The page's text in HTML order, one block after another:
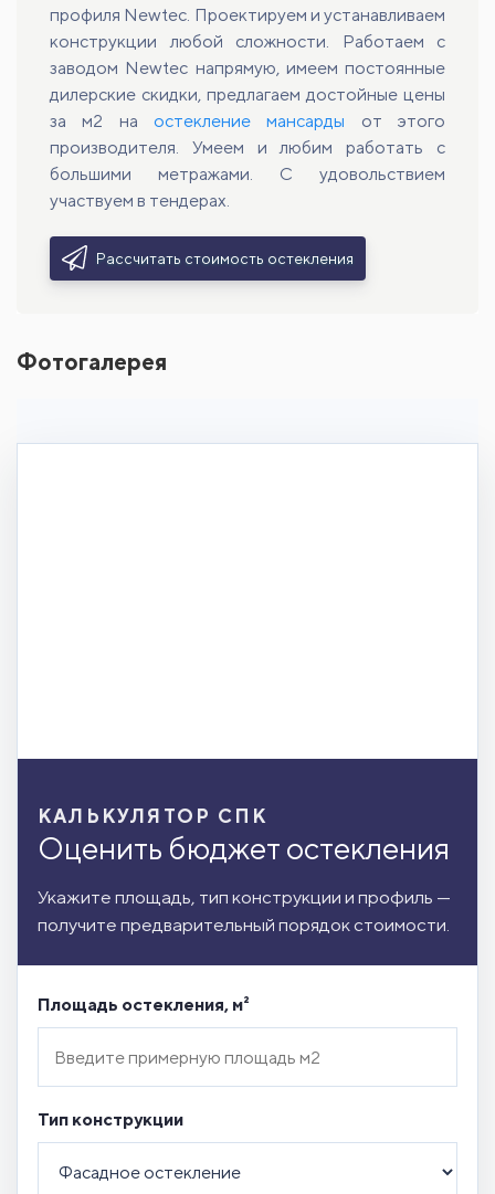
профиля Newtec. Проектируем и устанавливаем
конструкции любой сложности. Работаем с
заводом Newtec напрямую, имеем постоянные
дилерские скидки, предлагаем достойные цены
за м2 на остекление мансарды от этого
производителя. Умеем и любим работать с
большими метражами. С удовольствием
участвуем в тендерах.
Рассчитать стоимость остекления
Фотогалерея
КАЛЬКУЛЯТОР СПК
Оценить бюджет остекления
Укажите площадь, тип конструкции и профиль —
получите предварительный порядок стоимости.
Площадь остекления, м²
Тип конструкции